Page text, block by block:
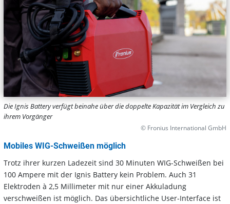
Die Ignis Battery verfügt beinahe über die doppelte Kapazität im Vergleich zu
ihrem Vorgänger
© Fronius International GmbH
Mobiles WIG-Schweißen möglich
Trotz ihrer kurzen Ladezeit sind 30 Minuten WIG-Schweißen bei
100 Ampere mit der Ignis Battery kein Problem. Auch 31
Elektroden à 2,5 Millimeter mit nur einer Akkuladung
verschweißen ist möglich. Das übersichtliche User-Interface ist